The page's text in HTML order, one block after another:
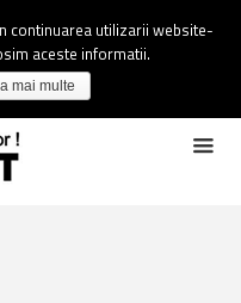
continuarea utilizarii website-
aceste informatii.
mai multe